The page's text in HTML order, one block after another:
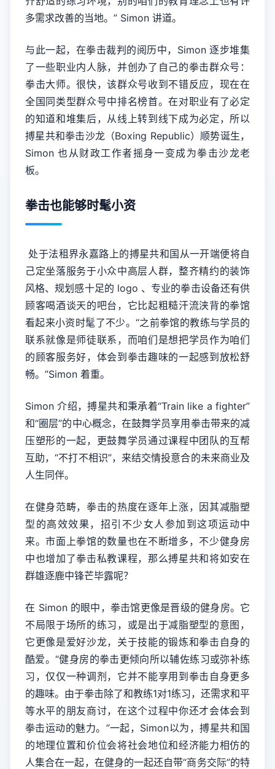
多需求改善的当地。” Simon 讲道。
与此一起，在拳击裁判的阅历中，Simon 逐步堆集
了一些职业内人脉，并创办了自己的拳击群众号：
拳击大师。很快，该群众号收到不错反应，现在在
全国同类型群众号中排名榜首。在对职业有了必定
的知道和堆集后，从线上转到线下成为必定，所以
搏星共和拳击沙龙（Boxing Republic）顺势诞生，
Simon 也从财政工作者摇身一变成为拳击沙龙老
板。
拳击也能够时髦小资
处于法租界永嘉路上的搏星共和国从一开端便将自
己定坐落服务于小众中高层人群，整齐精约的装饰
风格、规划感十足的 logo 、专业的拳击设备还有供
顾客喝酒谈天的吧台，它比起粗糙汗流浃背的拳馆
看起来小资时髦了不少。“之前拳馆的教练与学员的
联系就像是师徒联系，而咱们是想把学员作为咱们
的顾客服务好，体会到拳击趣味的一起感到放松舒
畅。”Simon 着重。
Simon 介绍，搏星共和秉承着“Train like a fighter”
和“圈层”的中心概念，在鼓舞学员享用拳击带来的减
压塑形的一起，更鼓舞学员通过课程中团队的互帮
互助，“不打不相识”，来结交情投意合的未来商业及
人生同伴。
在健身范畴，拳击的热度在逐年上涨，因其减脂塑
型的高效效果，招引不少女人参加到这项运动中
来。市面上拳馆的数量也在不断增多，不少健身房
中也增加了拳击私教课程，那么搏星共和将如安在
群雄逐鹿中锋芒毕露呢？
在 Simon 的眼中，拳击馆更像是晋级的健身房。它
不局限于场所的练习，或是出于减脂塑型的意图，
它更像是爱好沙龙，关于技能的锻炼和拳击自身的
酷爱。“健身房的拳击更倾向所以辅佐练习或弥补练
习，仅仅一种调剂，它并不能享用到拳击自身更多
的趣味。由于拳击除了和教练1对1练习，还需求和平
等水平的朋友商讨，在这个过程中你还才会体会到
拳击运动的魅力。”一起，Simon以为，搏星共和国
的地理位置和价位会将社会地位和经济能力相仿的
人集合在一起，在健身的一起还自带“商务交际”的特